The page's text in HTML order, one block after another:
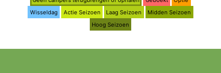
Wisseldag
Actie Seizoen Laag Seizoen
Midden Seizoen
Hoog Seizoen